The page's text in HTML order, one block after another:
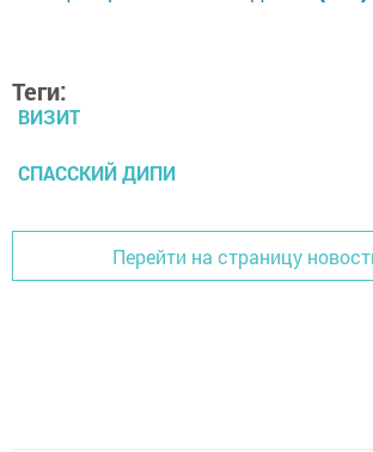
Теги:
ВИЗИТ
СПАССКИЙ ДИПИ
Перейти на страницу